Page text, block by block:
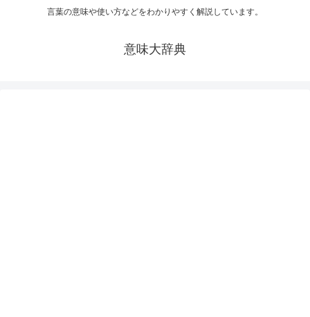
言葉の意味や使い方などをわかりやすく解説しています。
意味大辞典